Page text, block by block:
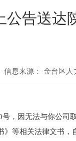
告送达
信息来源： 金台区人
，因无法与你公司
等相关法律文书